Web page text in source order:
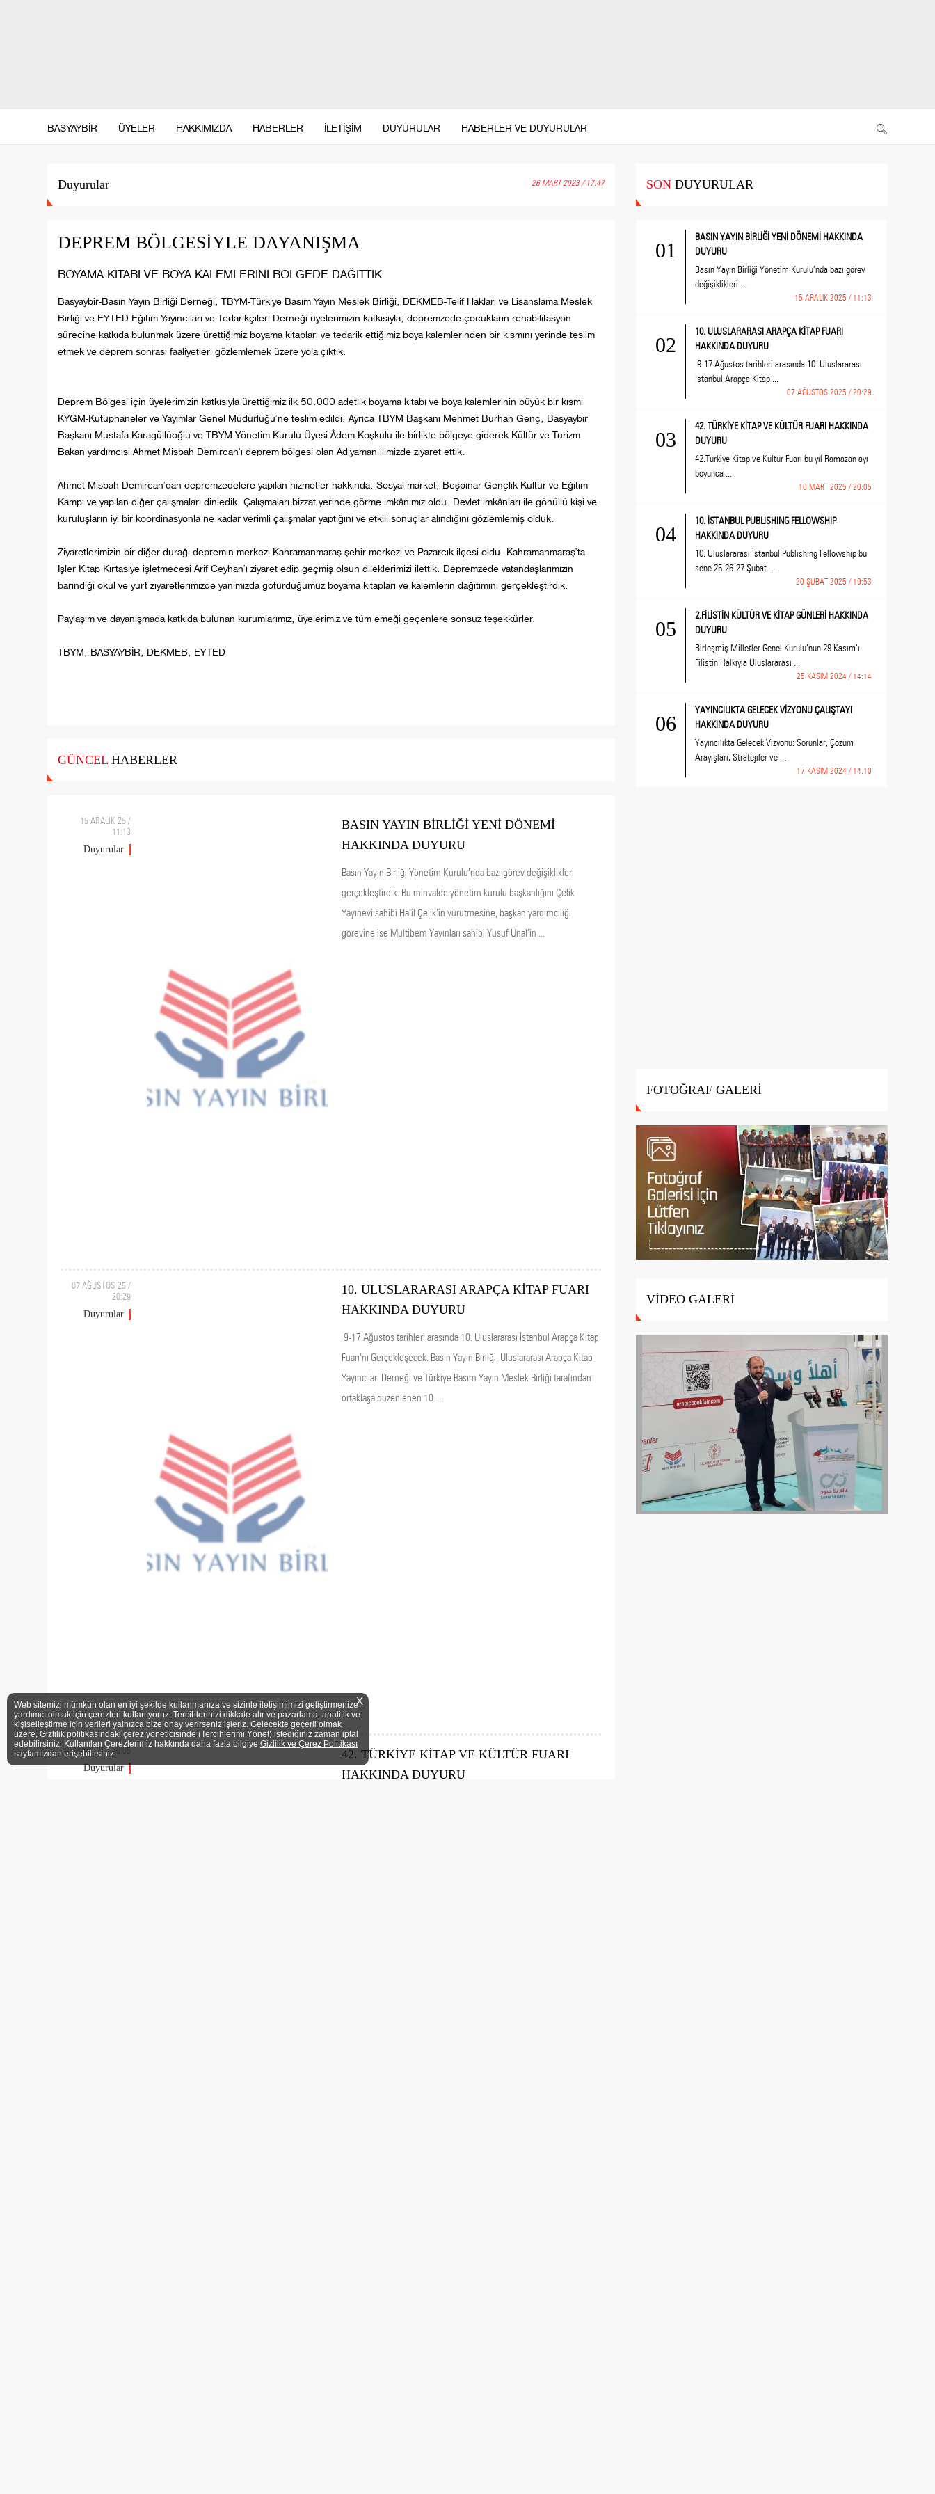
BASYAYBİR ÜYELER HAKKIMIZDA HABERLER İLETİŞİM DUYURULAR HABERLER VE DUYURULAR
Duyurular 26 MART 2023 / 17:47
DEPREM BÖLGESİYLE DAYANIŞMA
BOYAMA KİTABI VE BOYA KALEMLERİNİ BÖLGEDE DAĞITTIK
Basyaybir-Basın Yayın Birliği Derneği, TBYM-Türkiye Basım Yayın Meslek Birliği, DEKMEB-Telif Hakları ve Lisanslama Meslek
Birliği ve EYTED-Eğitim Yayıncıları ve Tedarikçileri Derneği üyelerimizin katkısıyla; depremzede çocukların rehabilitasyon
sürecine katkıda bulunmak üzere ürettiğimiz boyama kitapları ve tedarik ettiğimiz boya kalemlerinden bir kısmını yerinde teslim
etmek ve deprem sonrası faaliyetleri gözlemlemek üzere yola çıktık.
Deprem Bölgesi için üyelerimizin katkısıyla ürettiğimiz ilk 50.000 adetlik boyama kitabı ve boya kalemlerinin büyük bir kısmı
KYGM-Kütüphaneler ve Yayımlar Genel Müdürlüğü’ne teslim edildi. Ayrıca TBYM Başkanı Mehmet Burhan Genç, Basyaybir
Başkanı Mustafa Karagüllüoğlu ve TBYM Yönetim Kurulu Üyesi Âdem Koşkulu ile birlikte bölgeye giderek Kültür ve Turizm
Bakan yardımcısı Ahmet Misbah Demircan’ı deprem bölgesi olan Adıyaman ilimizde ziyaret ettik.
Ahmet Misbah Demircan’dan depremzedelere yapılan hizmetler hakkında: Sosyal market, Beşpınar Gençlik Kültür ve Eğitim
Kampı ve yapılan diğer çalışmaları dinledik. Çalışmaları bizzat yerinde görme imkânımız oldu. Devlet imkânları ile gönüllü kişi ve
kuruluşların iyi bir koordinasyonla ne kadar verimli çalışmalar yaptığını ve etkili sonuçlar alındığını gözlemlemiş olduk.
Ziyaretlerimizin bir diğer durağı depremin merkezi Kahramanmaraş şehir merkezi ve Pazarcık ilçesi oldu. Kahramanmaraş’ta
İşler Kitap Kırtasiye işletmecesi Arif Ceyhan’ı ziyaret edip geçmiş olsun dileklerimizi ilettik. Depremzede vatandaşlarımızın
barındığı okul ve yurt ziyaretlerimizde yanımızda götürdüğümüz boyama kitapları ve kalemlerin dağıtımını gerçekleştirdik.
Paylaşım ve dayanışmada katkıda bulunan kurumlarımız, üyelerimiz ve tüm emeği geçenlere sonsuz teşekkürler.
TBYM, BASYAYBİR, DEKMEB, EYTED
GÜNCELHABERLER
15 ARALIK 25 /
11:13
Duyurular
BASIN YAYIN BİRLİĞİ YENİ DÖNEMİ
HAKKINDA DUYURU
Basın Yayın Birliği Yönetim Kurulu’nda bazı görev değişiklikleri
gerçekleştirdik. Bu minvalde yönetim kurulu başkanlığını Çelik
Yayınevi sahibi Halil Çelik’in yürütmesine, başkan yardımcılığı
görevine ise Multibem Yayınları sahibi Yusuf Ünal’in ...
07 AĞUSTOS 25 /
20:29
Duyurular
10. ULUSLARARASI ARAPÇA KİTAP FUARI
HAKKINDA DUYURU
9-17 Ağustos tarihleri arasında 10. Uluslararası İstanbul Arapça Kitap
Fuarı’nı Gerçekleşecek. Basın Yayın Birliği, Uluslararası Arapça Kitap
Yayıncıları Derneği ve Türkiye Basım Yayın Meslek Birliği tarafından
ortaklaşa düzenlenen 10. ...
10 MART 25 / 20:05
Duyurular
42. TÜRKİYE KİTAP VE KÜLTÜR FUARI
HAKKINDA DUYURU
SONDUYURULAR
01
BASIN YAYIN BİRLİĞİ YENİ DÖNEMİ HAKKINDA
DUYURU
Basın Yayın Birliği Yönetim Kurulu’nda bazı görev
değişiklikleri ...
15 ARALIK 2025 / 11:13
02
10. ULUSLARARASI ARAPÇA KİTAP FUARI
HAKKINDA DUYURU
9-17 Ağustos tarihleri arasında 10. Uluslararası
İstanbul Arapça Kitap ...
07 AĞUSTOS 2025 / 20:29
03
42. TÜRKİYE KİTAP VE KÜLTÜR FUARI HAKKINDA
DUYURU
42.Türkiye Kitap ve Kültür Fuarı bu yıl Ramazan ayı
boyunca ...
10 MART 2025 / 20:05
04
10. İSTANBUL PUBLISHING FELLOWSHIP
HAKKINDA DUYURU
10. Uluslararası İstanbul Publishing Fellowship bu
sene 25-26-27 Şubat ...
20 ŞUBAT 2025 / 19:53
05
2.FİLİSTİN KÜLTÜR VE KİTAP GÜNLERİ HAKKINDA
DUYURU
Birleşmiş Milletler Genel Kurulu’nun 29 Kasım’ı
Filistin Halkıyla Uluslararası ...
25 KASIM 2024 / 14:14
06
YAYINCILIKTA GELECEK VİZYONU ÇALIŞTAYI
HAKKINDA DUYURU
Yayıncılıkta Gelecek Vizyonu: Sorunlar, Çözüm
Arayışları, Stratejiler ve ...
17 KASIM 2024 / 14:10
FOTOĞRAF GALERİ
VİDEO GALERİ
Web sitemizi mümkün olan en iyi şekilde kullanmanıza ve sizinle iletişimimizi geliştirmenize
yardımcı olmak için çerezleri kullanıyoruz. Tercihlerinizi dikkate alır ve pazarlama, analitik ve
kişiselleştirme için verileri yalnızca bize onay verirseniz işleriz. Gelecekte geçerli olmak
üzere, Gizlilik politikasındaki çerez yöneticisinde (Tercihlerimi Yönet) istediğiniz zaman iptal
edebilirsiniz. Kullanılan Çerezlerimiz hakkında daha fazla bilgiye Gizlilik ve Çerez Politikası
sayfamızdan erişebilirsiniz.
X